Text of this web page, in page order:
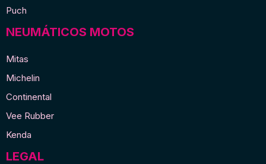
Puch
NEUMÁTICOS MOTOS
Mitas
Michelin
Continental
Vee Rubber
Kenda
LEGAL